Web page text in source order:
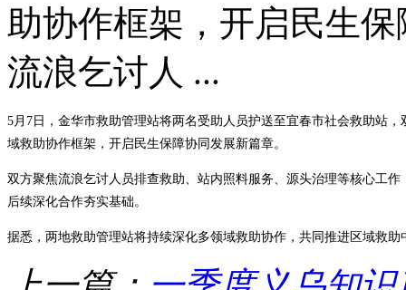
助协作框架，开启民生
流浪乞讨人 ...
5月7日，金华市救助管理站将两名受助人员护送至宜春市社会救助站
域救助协作框架，开启民生保障协同发展新篇章。
双方聚焦流浪乞讨人员排查救助、站内照料服务、源头治理等核心工
后续深化合作夯实基础。
据悉，两地救助管理站将持续深化多领域救助协作，共同推进区域救